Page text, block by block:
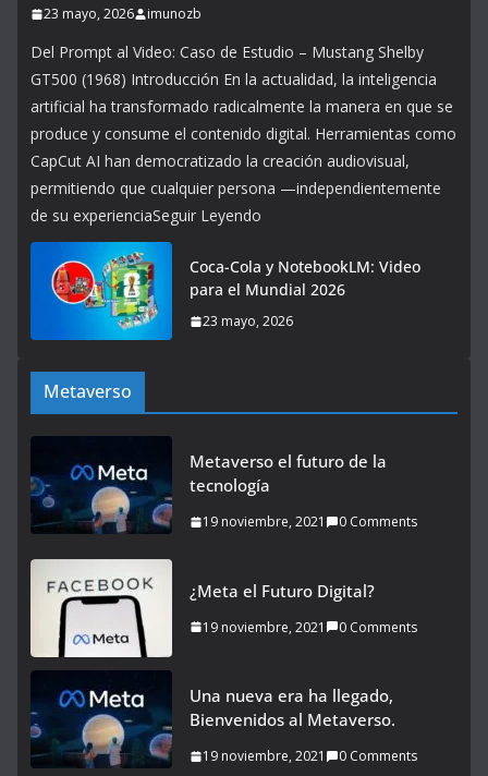
23 mayo, 2026 imunozb
Del Prompt al Video: Caso de Estudio – Mustang Shelby
GT500 (1968) Introducción En la actualidad, la inteligencia
artificial ha transformado radicalmente la manera en que se
produce y consume el contenido digital. Herramientas como
CapCut AI han democratizado la creación audiovisual,
permitiendo que cualquier persona —independientemente
de su experienciaSeguir Leyendo
Coca-Cola y NotebookLM: Video
para el Mundial 2026
23 mayo, 2026
Metaverso
Metaverso el futuro de la
tecnología
19 noviembre, 2021 0 Comments
¿Meta el Futuro Digital?
19 noviembre, 2021 0 Comments
Una nueva era ha llegado,
Bienvenidos al Metaverso.
19 noviembre, 2021 0 Comments